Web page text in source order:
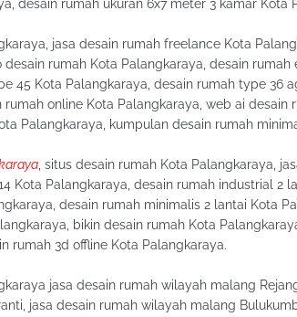
desain rumah ukuran 6x7 meter 3 kamar Kota
jasa desain rumah freelance Kota
rumah Kota Palangkaraya, desain rumah
45 Kota Palangkaraya, desain rumah type 36
online Kota Palangkaraya, web ai desain
Palangkaraya, kumpulan desain rumah
, situs desain rumah Kota Palangkaraya,
Kota Palangkaraya, desain rumah industrial 2
desain rumah minimalis 2 lantai Kota
bikin desain rumah Kota
rumah 3d offline Kota Palangkaraya.
jasa desain rumah wilayah malang
jasa desain rumah wilayah malang